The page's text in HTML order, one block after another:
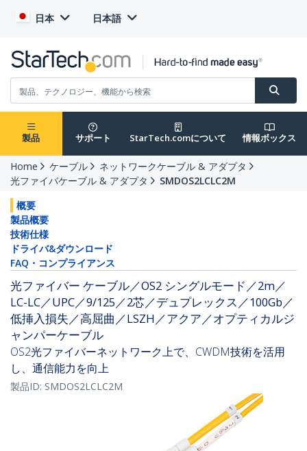
日本 日本語
製品 サポート StarTech.comについて 情報ボックス
Home ケーブル
ネットワークケーブル & アダプタ
光ファイバケーブル & アダプタ
SMDOS2LCLC2M
概要
製品概要
技術仕様
ドライバ&ダウンロード
FAQ・コンプライアンス
光ファイバー ケーブル／OS2 シングルモード／2m／
LC-LC／UPC／9/125／2芯／デュプレックス／100Gb／
低挿入損失／高屈曲／LSZH／アクア／オプティカルジ
ャンパーケーブル
OS2光ファイバーネットワーク上で、CWDM技術を活用
し、通信能力を向上
製品ID: SMDOS2LCLC2M